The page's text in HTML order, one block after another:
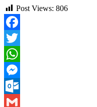
Post Views: 806
Facebook
Twitter
WhatsApp
Messenger
Outlook.com